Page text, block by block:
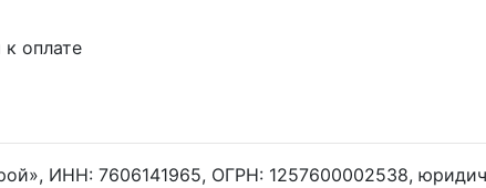
оплате
ИНН: 7606141965, ОГРН: 1257600002538,